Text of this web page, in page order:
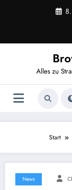
Alles zu
Start
News